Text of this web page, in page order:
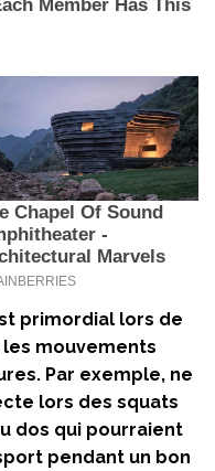
primordial lors de
mouvements
Par exemple, ne
lors des squats
dos qui pourraient
pendant un bon